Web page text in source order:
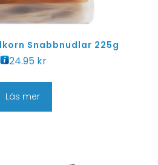
Snabbnudlar 225g
24.95 kr
Läs mer